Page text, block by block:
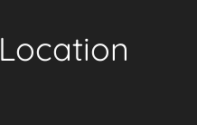
Location